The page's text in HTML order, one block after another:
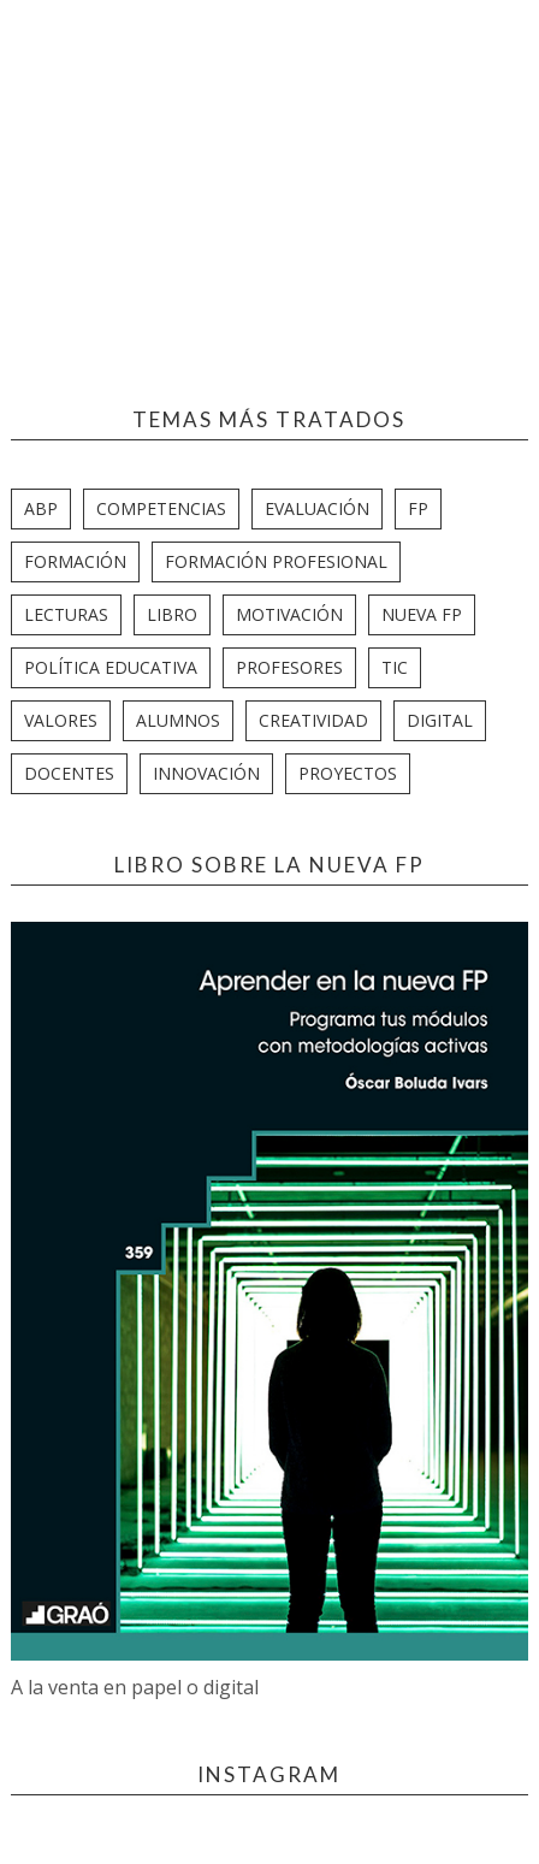
TEMAS MÁS TRATADOS
ABP COMPETENCIAS EVALUACIÓN FP
FORMACIÓN FORMACIÓN PROFESIONAL
LECTURAS LIBRO MOTIVACIÓN NUEVA FP
POLÍTICA EDUCATIVA PROFESORES TIC
VALORES ALUMNOS CREATIVIDAD DIGITAL
DOCENTES INNOVACIÓN PROYECTOS
LIBRO SOBRE LA NUEVA FP
A la venta en papel o digital
INSTAGRAM